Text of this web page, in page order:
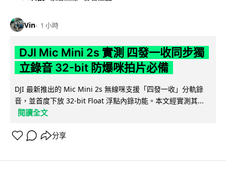
Vin 1 小時
DJI Mic Mini 2s 實測 四發一收同步獨
立錄音 32-bit 防爆咪拍片必備
DJI 最新推出的 Mic Mini 2s 無線咪支援「四發一收」分軌錄
音，並首度下放 32-bit Float 浮點內錄功能。本文經實測其...
閱讀全文
分享